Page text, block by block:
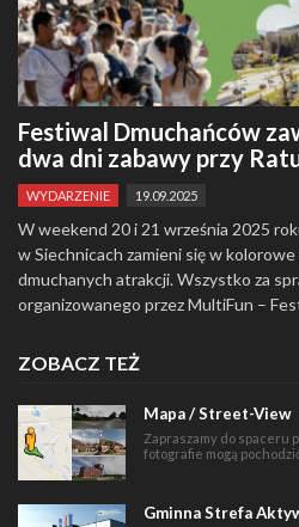
Festiwal Dmuchańców
dwa dni zabawy przy
WYDARZENIE 19.09.2025
W weekend 20 i 21 września 2025
w Siechnicach zamieni się w
dmuchanych atrakcji. Wszystko za
organizowanego przez MultiFun –
ZOBACZ TEŻ
Mapa / Street-View
Zapraszamy do spaceru
fotografie mogą
Gminna Strefa